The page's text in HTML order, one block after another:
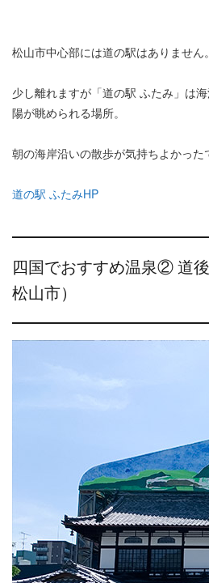
松山市中心部には道の駅はありません。
少し離れますが「道の駅 ふたみ」は
陽が眺められる場所。
朝の海岸沿いの散歩が気持ちよかった
道の駅 ふたみHP
四国でおすすめ温泉② 道
松山市）